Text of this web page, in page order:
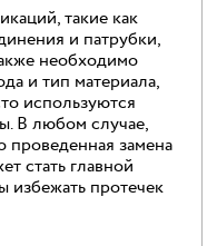
такие как
и патрубки,
необходимо
и тип материала,
используются
В любом случае,
проведенная замена
стать главной
избежать протечек